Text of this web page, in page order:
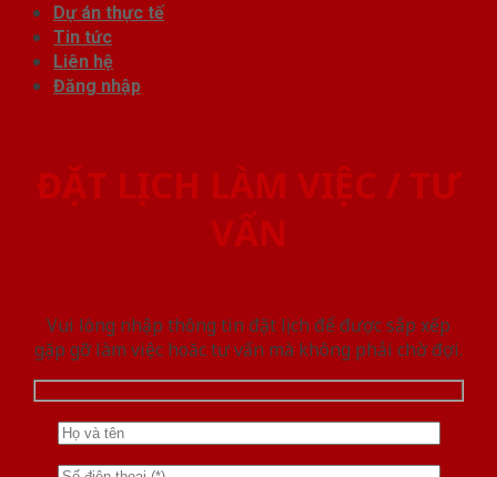
Dự án thực tế
Tin tức
Liên hệ
Đăng nhập
ĐẶT LỊCH LÀM VIỆC / TƯ
VẤN
Vui lòng nhập thông tin đặt lịch để được sắp xếp
gặp gỡ làm việc hoăc tư vấn mà không phải chờ đợi.